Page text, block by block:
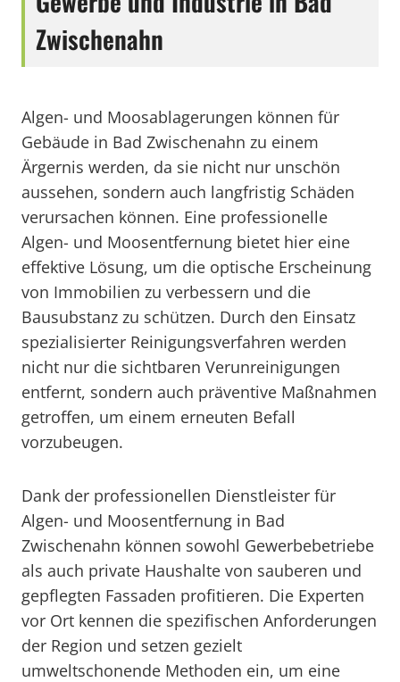
Zwischenahn
Algen- und Moosablagerungen können für
Gebäude in Bad Zwischenahn zu einem
Ärgernis werden, da sie nicht nur unschön
aussehen, sondern auch langfristig Schäden
verursachen können. Eine professionelle
Algen- und Moosentfernung bietet hier eine
effektive Lösung, um die optische Erscheinung
von Immobilien zu verbessern und die
Bausubstanz zu schützen. Durch den Einsatz
spezialisierter Reinigungsverfahren werden
nicht nur die sichtbaren Verunreinigungen
entfernt, sondern auch präventive Maßnahmen
getroffen, um einem erneuten Befall
vorzubeugen.
Dank der professionellen Dienstleister für
Algen- und Moosentfernung in Bad
Zwischenahn können sowohl Gewerbebetriebe
als auch private Haushalte von sauberen und
gepflegten Fassaden profitieren. Die Experten
vor Ort kennen die spezifischen Anforderungen
der Region und setzen gezielt
umweltschonende Methoden ein, um eine